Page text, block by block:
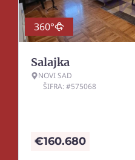
360°
Salajka
NOVI SAD
ŠIFRA: #575068
€160.680